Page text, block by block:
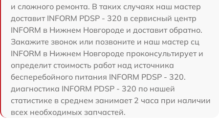
и сложного ремонта. В таких случаях наш мастер
доставит INFORM PDSP - 320 в сервисный центр
INFORM в Нижнем Новгороде и доставит обратно.
Закажите звонок или позвоните и наш мастер сц
INFORM в Нижнем Новгороде проконсультирует и
определит стоимость работ над источника
бесперебойного питания INFORM PDSP - 320.
диагностика INFORM PDSP - 320 по нашей
статистике в среднем занимает 2 часа при наличии
всех необходимых запчастей.